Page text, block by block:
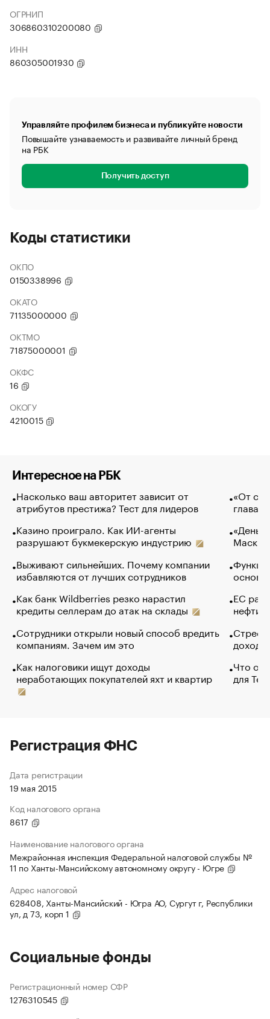
ОГРНИП
306860310200080
ИНН
860305001930
Управляйте профилем бизнеса и публикуйте новости
Повышайте узнаваемость и развивайте личный бренд
на РБК
Получить доступ
Коды статистики
ОКПО
0150338996
ОКАТО
71135000000
ОКТМО
71875000001
ОКФС
16
ОКОГУ
4210015
Интересное на РБК
Насколько ваш авторитет зависит от
атрибутов престижа? Тест для лидеров
Казино проиграло. Как ИИ-агенты
разрушают букмекерскую индустрию
Выживают сильнейших. Почему компании
избавляются от лучших сотрудников
Как банк Wildberries резко нарастил
кредиты селлерам до атак на склады
Сотрудники открыли новый способ вредить
компаниям. Зачем им это
Как налоговики ищут доходы
неработающих покупателей яхт и квартир
«От
глава
Маск в
основ
ЕС
нефти
Что
для
Регистрация ФНС
Дата регистрации
19 мая 2015
Код налогового органа
8617
Наименование налогового органа
Межрайонная инспекция Федеральной налоговой службы №
11 по Ханты-Мансийскому автономному округу - Югре
Адрес налоговой
628408, Ханты-Мансийский - Югра АО, Сургут г, Республики
ул, д 73, корп 1
Социальные фонды
Регистрационный номер СФР
1276310545